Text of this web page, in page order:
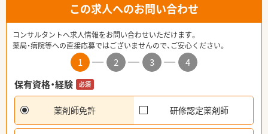
この求人へのお問い合わせ
コンサルタントへ求人情報をお問い合わせいただけます。
薬局・病院等への直接応募ではございませんので、ご安心ください。
1 2 3
4
保有資格・経験
必須
薬剤師免許 研修認定薬剤師